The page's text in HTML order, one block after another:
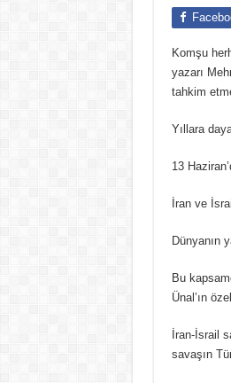
Komşu
yazarı
tahkim
Yıllara
13
İran ve
Dünyanın
Bu
Ünal’ın
İran-İsrail
savaşın